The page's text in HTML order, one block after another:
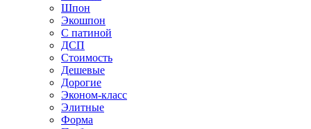
Шпон
Экошпон
С патиной
ДСП
Стоимость
Дешевые
Дорогие
Эконом-класс
Элитные
Форма